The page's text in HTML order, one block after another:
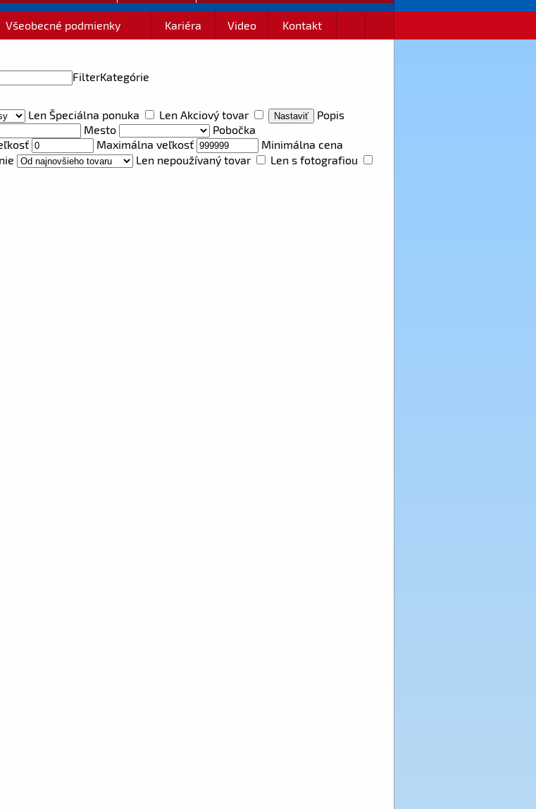
Všeobecné podmienky Kariéra Video Kontakt
FilterKategórie
Len Špeciálna ponuka Len Akciový tovar
Popis
Mesto
Pobočka
Maximálna veľkosť
Minimálna cena
Len nepoužívaný tovar Len s fotografiou